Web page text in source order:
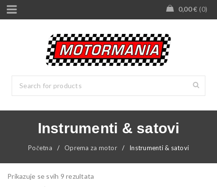
0,00€ 0
Instrumenti & satovi
Početna / Oprema za motor / Instrumenti & satovi
Prikazuje se svih 9 rezultata